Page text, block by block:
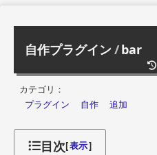
自作プラグイン/bar
カテゴリ：
プラグイン
自作 追加
目次[表示]